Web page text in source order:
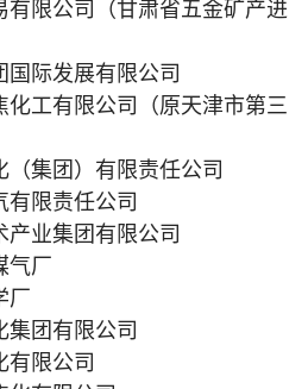
限公司（甘肃省五金矿产进
际发展有限公司
工有限公司（原天津市第三
集团）有限责任公司
限责任公司
业集团有限公司
厂
团有限公司
限公司